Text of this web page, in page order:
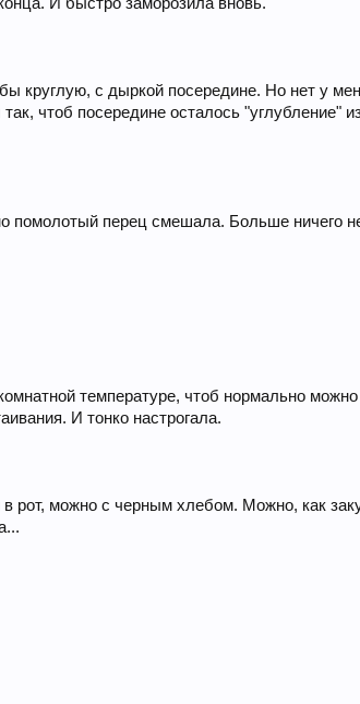
круглую, с дыркой посередине. Но нет у
чтоб посередине осталось
помолотый перец смешала. Больше ничего
температуре, чтоб нормально
И тонко настрогала.
рот, можно с черным хлебом. Можно, как